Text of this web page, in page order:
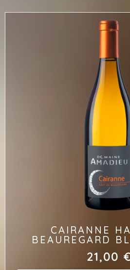
CAIRANNE
BEAUREGARD
21,00